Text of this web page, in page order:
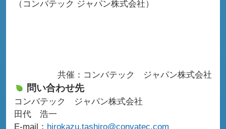
コンバテック ジャパン株式会社
共催：コンバテック ジャパン株式会社
問い合わせ先
コンバテック ジャパン株式会社
田代 浩一
E-mail： hirokazu.tashiro@convatec.com